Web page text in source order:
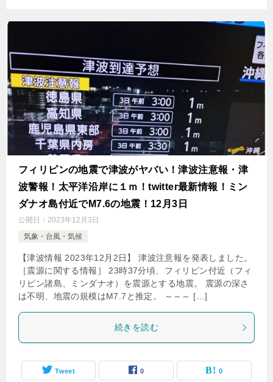
フィリピンの地震で津波がヤバい！津波注意報・津
波警報！太平洋沿岸に１ｍ！twitter最新情報！ミン
ダナオ島付近でM7.6の地震！12月3日
公開日： 2023年12月3日
気象・台風・気候
【津波情報 2023年12月2日】 津波注意報を発表しました。
［震源に関する情報］ 23時37分頃、フィリピン付近（フィ
リピン諸島、ミンダナオ）を震源とする地震。 震源の深さ
は不明、地震の規模はM7.7と推定。 ～～～ […]
続きを読む
Tweet 0 0